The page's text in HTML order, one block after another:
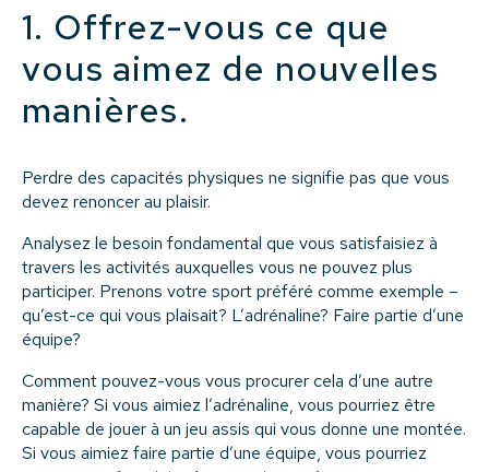
1. Offrez-vous ce que
vous aimez de nouvelles
manières.
Perdre des capacités physiques ne signifie pas que vous
devez renoncer au plaisir.
Analysez le besoin fondamental que vous satisfaisiez à
travers les activités auxquelles vous ne pouvez plus
participer. Prenons votre sport préféré comme exemple –
qu’est-ce qui vous plaisait? L’adrénaline? Faire partie d’une
équipe?
Comment pouvez-vous vous procurer cela d’une autre
manière? Si vous aimiez l’adrénaline, vous pourriez être
capable de jouer à un jeu assis qui vous donne une montée.
Si vous aimiez faire partie d’une équipe, vous pourriez